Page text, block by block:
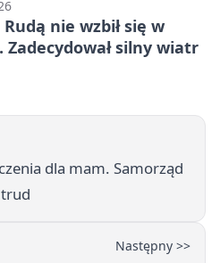
nie wzbił się w
Zadecydował silny wiatr
dla mam. Samorząd
Następny >>